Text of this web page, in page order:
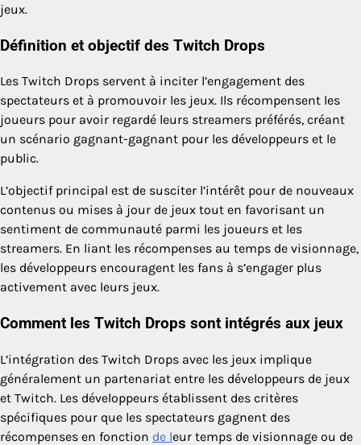
jeux.
Définition et objectif des Twitch Drops
Les Twitch Drops servent à inciter l’engagement des
spectateurs et à promouvoir les jeux. Ils récompensent les
joueurs pour avoir regardé leurs streamers préférés, créant
un scénario gagnant-gagnant pour les développeurs et le
public.
L’objectif principal est de susciter l’intérêt pour de nouveaux
contenus ou mises à jour de jeux tout en favorisant un
sentiment de communauté parmi les joueurs et les
streamers. En liant les récompenses au temps de visionnage,
les développeurs encouragent les fans à s’engager plus
activement avec leurs jeux.
Comment les Twitch Drops sont intégrés aux jeux
L’intégration des Twitch Drops avec les jeux implique
généralement un partenariat entre les développeurs de jeux
et Twitch. Les développeurs établissent des critères
spécifiques pour que les spectateurs gagnent des
récompenses en fonction de leur temps de visionnage ou de